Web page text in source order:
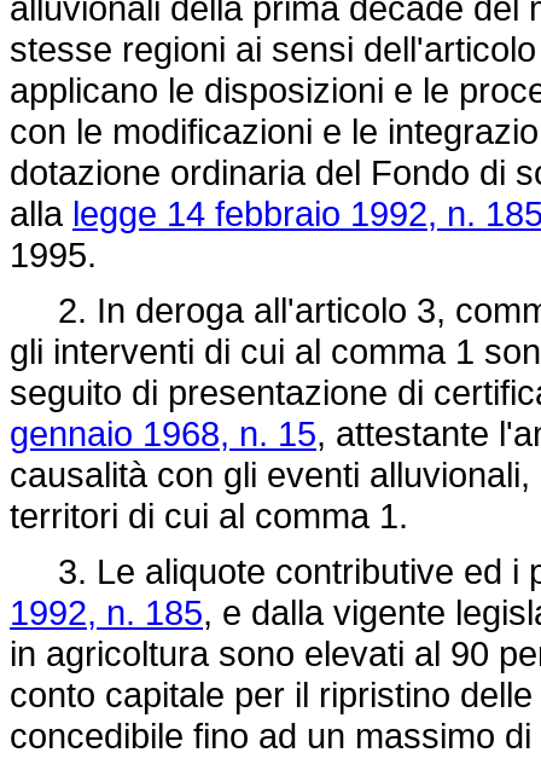
stesse regioni ai sensi
applicano le disposizioni e le
con le modificazioni e le
dotazione ordinaria del Fondo di
alla legge 14 febbraio 1992, n.
1995.
2. In deroga all'articolo 3,
gli interventi di cui al comma 1
seguito di presentazione di
gennaio 1968, n. 15, attestante
causalità con gli eventi
territori di cui al comma 1.
3. Le aliquote contributive ed i
1992, n. 185, e dalla vigente
in agricoltura sono elevati al 90
conto capitale per il ripristino
concedibile fino ad un massimo